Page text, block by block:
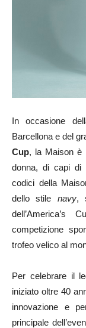
In occasione
Barcellona e del
Cup, la Maison è
donna, di capi di
codici della
dello stile navy,
competizione
trofeo velico al
Per celebrare il
iniziato oltre 40
innovazione e
principale